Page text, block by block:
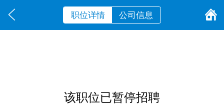
职位详情 公司信息
该职位已暂停招聘